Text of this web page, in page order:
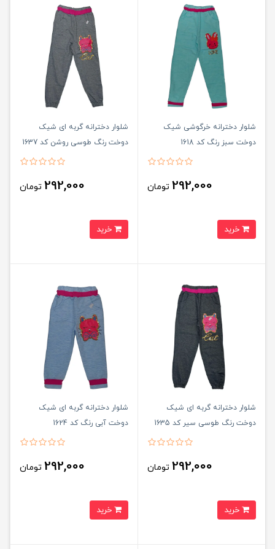
شلوار دخترانه خرگوشی شیک
دوخت سبز رنگ کد 1618
292,000 تومان
شلوار دخترانه گربه ای شیک
دوخت رنگ طوسی روشن کد 1637
292,000 تومان
شلوار دخترانه گربه ای شیک
دوخت رنگ طوسی سیر کد 1635
292,000 تومان
شلوار دخترانه گربه ای شیک
دوخت آبی رنگ کد 1624
292,000 تومان